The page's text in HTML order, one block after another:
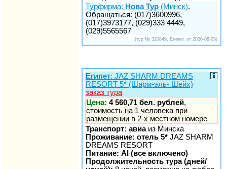
Турфирма: Нова Тур (Минск).
Обращаться: (017)3600996,
(017)3973177, (029)333 4449,
(029)5565567
(тур № 320849, Египет, от 2026-08-05)
Египет: JAZ SHARM DREAMS
RESORT 5* (Шарм-эль- Шейх)
заказ тура
Цена: 4 560,71 бел. рублей,
стоимость на 1 человека при
размещении в 2-х местном номере
Транспорт: авиаиз Минска
Проживание: отель 5* JAZ SHARM
DREAMS RESORT
Питание: AI (все включено)
Продолжительность тура (дней/